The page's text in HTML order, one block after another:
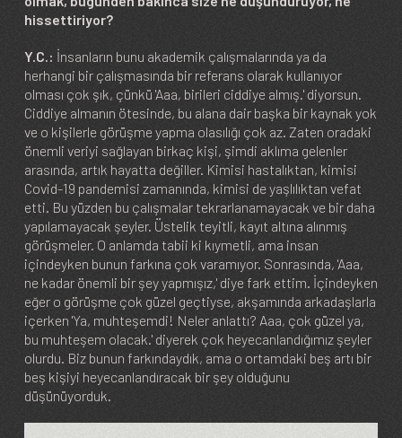
hissettiriyor?
Y.C.: İnsanların bunu akademik çalışmalarında ya da
herhangi bir çalışmasında bir referans olarak kullanıyor
olması çok şık, çünkü 'Aaa, birileri ciddiye almış.' diyorsun.
Ciddiye almanın ötesinde, bu alana dair başka bir kaynak yok
ve o kişilerle görüşme yapma olasılığı çok az. Zaten oradaki
önemli veriyi sağlayan birkaç kişi, şimdi aklıma gelenler
arasında, artık hayatta değiller. Kimisi hastalıktan, kimisi
Covid-19 pandemisi zamanında, kimisi de yaşlılıktan vefat
etti. Bu yüzden bu çalışmalar tekrarlanamayacak ve bir daha
yapılamayacak şeyler. Üstelik teyitli, kayıt altına alınmış
görüşmeler. O anlamda tabii ki kıymetli, ama insan
içindeyken bunun farkına çok varamıyor. Sonrasında, 'Aaa,
ne kadar önemli bir şey yapmışız,' diye fark ettim. İçindeyken
eğer o görüşme çok güzel geçtiyse, akşamında arkadaşlarla
içerken 'Ya, muhteşemdi! Neler anlattı? Aaa, çok güzel ya,
bu muhteşem olacak.' diyerek çok heyecanlandığımız şeyler
olurdu. Biz bunun farkındaydık, ama o ortamdaki beş artı bir
beş kişiyi heyecanlandıracak bir şey olduğunu
düşünüyorduk.